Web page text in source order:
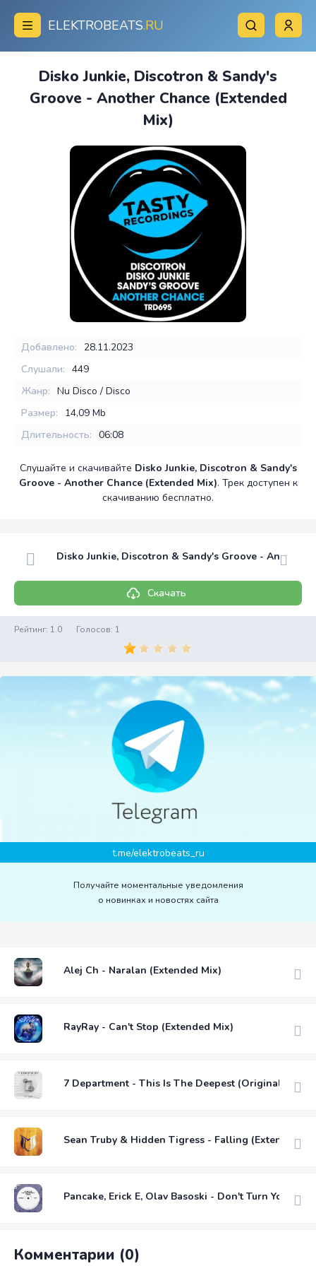
ELEKTROBEATS.RU
Disko Junkie, Discotron & Sandy's
Groove - Another Chance (Extended
Mix)
Добавлено:
28.11.2023
Слушали: 449
Жанр: Nu Disco / Disco
Размер:
14,09 Mb
Длительность: 06:08
Слушайте и скачивайте Disko Junkie, Discotron & Sandy's
Groove - Another Chance (Extended Mix). Трек доступен к
скачиванию бесплатно.
Disko Junkie, Discotron & Sandy's Groove - Another
Скачать
Рейтинг: 1.0 Голосов: 1
t.me/elektrobeats_ru
Получайте моментальные уведомления
о новинках и новостях сайта
Alej Ch - Naralan (Extended Mix)
RayRay - Can't Stop (Extended Mix)
7 Department - This Is The Deepest (Original Mix)
Sean Truby & Hidden Tigress - Falling (Extended
Pancake, Erick E, Olav Basoski - Don't Turn Your
Комментарии (0)